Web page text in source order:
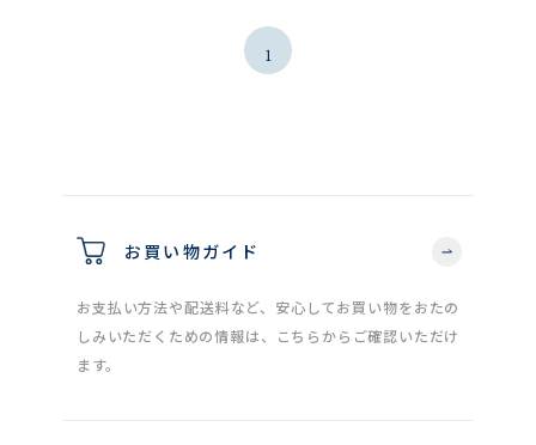
1
お買い物ガイド
お支払い方法や配送料など、安心してお買い物をおたの
しみいただくための情報は、こちらからご確認いただけ
ます。